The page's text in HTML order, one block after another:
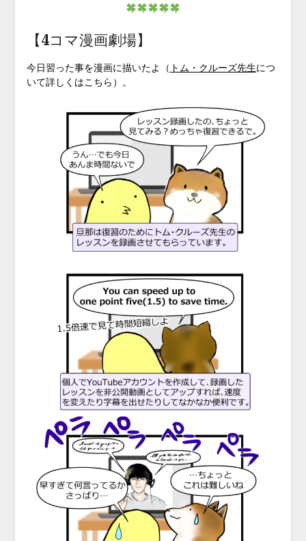
【4コマ漫画劇場】
今日習った事を漫画に描いたよ（ トム・クルーズ先生につ
いて詳しくはこちら）。